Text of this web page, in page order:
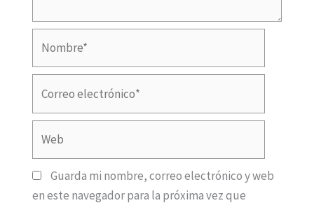
electrónico*
Guarda mi nombre, correo electrónico y web
en este navegador para la próxima vez que